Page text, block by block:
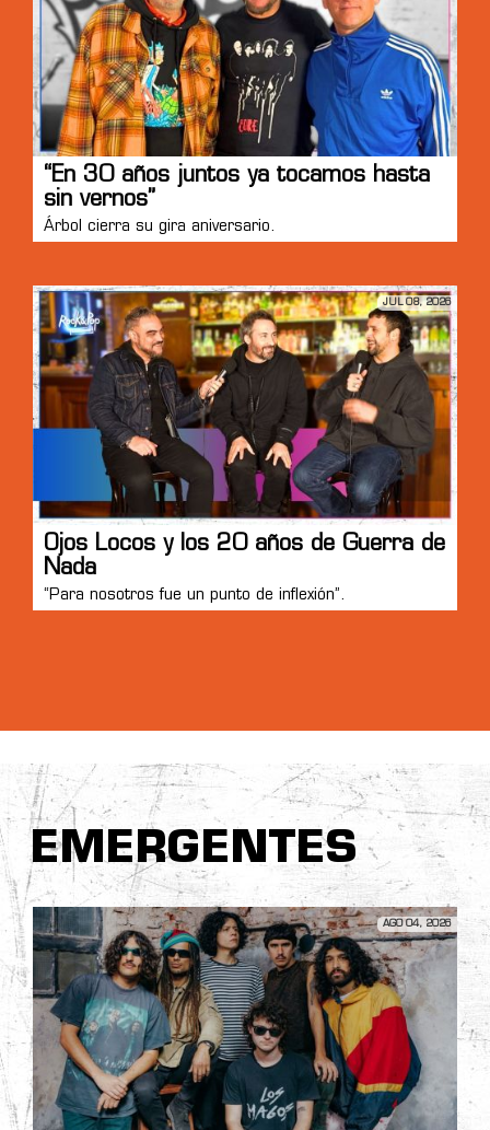
“En 30 años juntos ya tocamos hasta
sin vernos”
Árbol cierra su gira aniversario.
JUL 08, 2026
Ojos Locos y los 20 años de Guerra de
Nada
“Para nosotros fue un punto de inflexión”.
EMERGENTES
AGO 04, 2026